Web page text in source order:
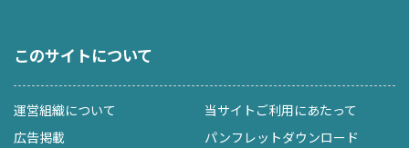
このサイトについて
運営組織について
当サイトご利用にあたって
広告掲載
パンフレットダウンロード